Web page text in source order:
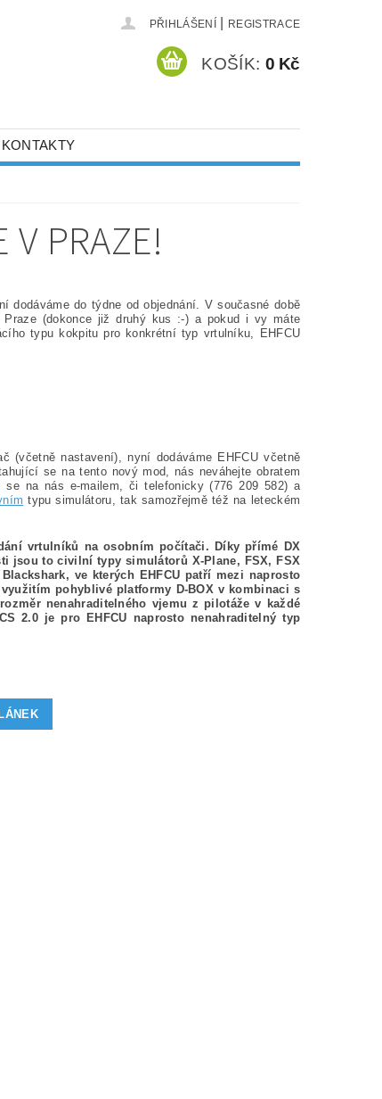
PŘIHLÁŠENÍ REGISTRACE
KOŠÍK: 0 Kč
KONTAKTY
V PRAZE!
dodáváme do týdne od objednání. V současné době
Praze (dokonce již druhý kus :-) a pokud i vy máte
typu kokpitu pro konkrétní typ vrtulníku, EHFCU
(včetně nastavení), nyní dodáváme EHFCU včetně
se na tento nový mod, nás neváhejte obratem
na nás e-mailem, či telefonicky (776 209 582) a
typu simulátoru, tak samozřejmě též na leteckém
vrtulníků na osobním počítači. Díky přímé DX
jsou to civilní typy simulátorů X-Plane, FSX, FSX
ve kterých EHFCU patří mezi naprosto
pohyblivé platformy D-BOX v kombinaci s
nenahraditelného vjemu z pilotáže v každé
2.0 je pro EHFCU naprosto nenahraditelný typ